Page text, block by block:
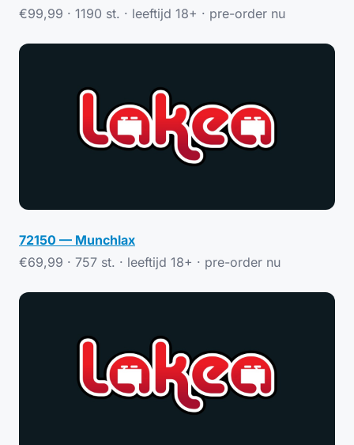
€99,99 · 1190 st. · leeftijd 18+ · pre-order nu
72150 — Munchlax
€69,99 · 757 st. · leeftijd 18+ · pre-order nu